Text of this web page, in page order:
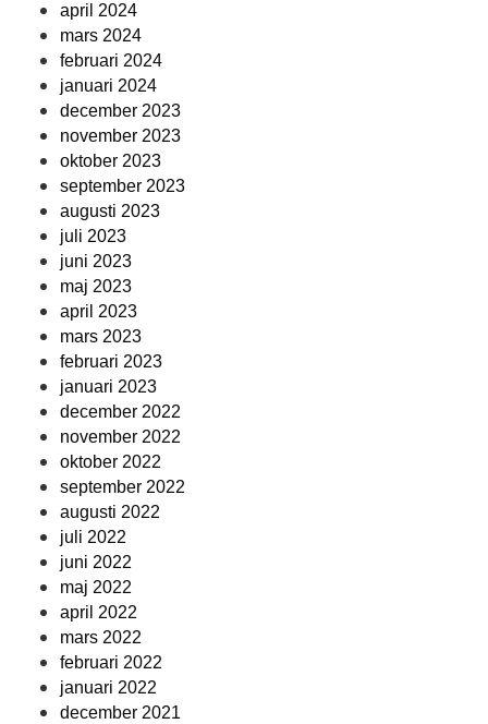
april 2024
mars 2024
februari 2024
januari 2024
december 2023
november 2023
oktober 2023
september 2023
augusti 2023
juli 2023
juni 2023
maj 2023
april 2023
mars 2023
februari 2023
januari 2023
december 2022
november 2022
oktober 2022
september 2022
augusti 2022
juli 2022
juni 2022
maj 2022
april 2022
mars 2022
februari 2022
januari 2022
december 2021